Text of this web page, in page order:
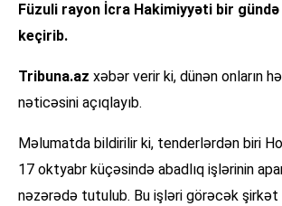
Füzuli rayon İcra Hakimiyyəti bir
keçirib.
Tribuna.az xəbər verir ki, dünən onların
nəticəsini açıqlayıb.
Məlumatda bildirilir ki, tenderlərdən biri
17 oktyabr küçəsində abadlıq işlərinin
nəzərədə tutulub. Bu işləri görəcək şirkət